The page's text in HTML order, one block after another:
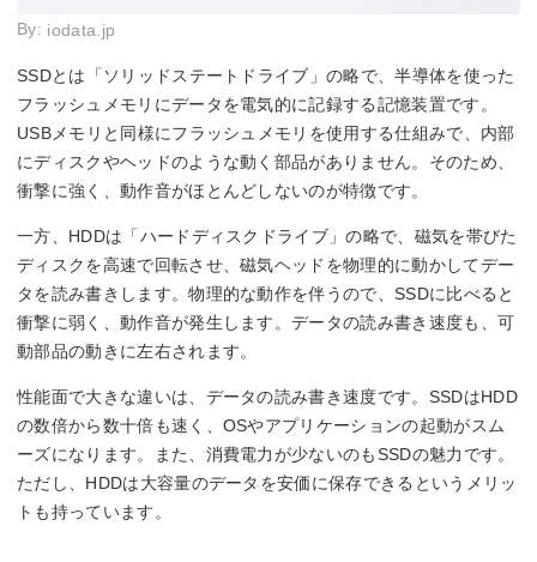
By: iodata.jp
SSDとは「ソリッドステートドライブ」の略で、半導体を使った
フラッシュメモリにデータを電気的に記録する記憶装置です。
USBメモリと同様にフラッシュメモリを使用する仕組みで、内部
にディスクやヘッドのような動く部品がありません。そのため、
衝撃に強く、動作音がほとんどしないのが特徴です。
一方、HDDは「ハードディスクドライブ」の略で、磁気を帯びた
ディスクを高速で回転させ、磁気ヘッドを物理的に動かしてデー
タを読み書きします。物理的な動作を伴うので、SSDに比べると
衝撃に弱く、動作音が発生します。データの読み書き速度も、可
動部品の動きに左右されます。
性能面で大きな違いは、データの読み書き速度です。SSDはHDD
の数倍から数十倍も速く、OSやアプリケーションの起動がスム
ーズになります。また、消費電力が少ないのもSSDの魅力です。
ただし、HDDは大容量のデータを安価に保存できるというメリッ
トも持っています。